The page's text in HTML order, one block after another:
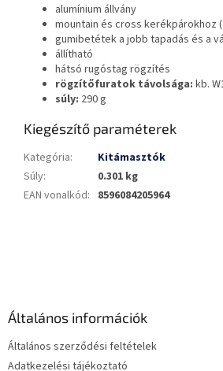
alumínium állvány
mountain és cross kerékpárokhoz
gumibetétek a jobb tapadás és a
állítható
hátsó rugóstag rögzítés
rögzítőfuratok távolsága: kb.
súly: 290 g
Kiegészítő paraméterek
Kategória:
Kitámasztók
Súly:
0.301 kg
EAN vonalkód: 8596084205964
Általános információk
Általános szerződési feltételek
Adatkezelési tájékoztató